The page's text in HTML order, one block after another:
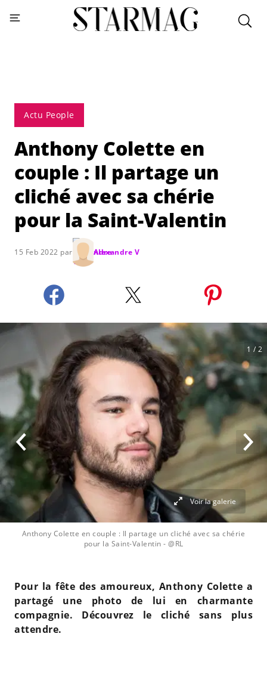
Actu People
Anthony Colette en
couple : Il partage un
cliché avec sa chérie
pour la Saint-Valentin
15 Feb 2022 par Alexandre V
Anthony Colette en couple : Il partage un cliché avec sa chérie
pour la Saint-Valentin - @RL
1 / 2
Voir la galerie
Pour la fête des amoureux, Anthony Colette a
partagé une photo de lui en charmante
compagnie. Découvrez le cliché sans plus
attendre.